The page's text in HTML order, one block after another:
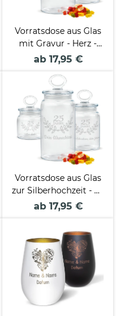
Vorratsdose aus Glas
mit Gravur - Herz -
mit Namen und
personalisieren -
Verschiedene Größen
ab 17,95 €
Vorratsdose aus Glas
zur Silberhochzeit - 25
Jahre - mit Text
ab 17,95 €